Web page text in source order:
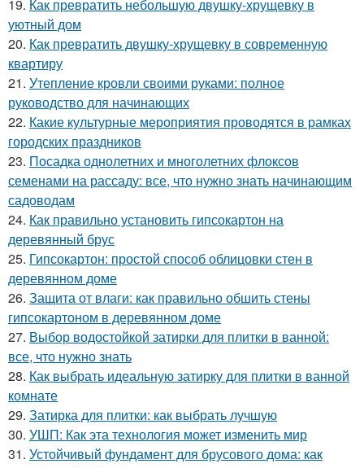
19. Как превратить небольшую двушку-хрущевку в
уютный дом
20. Как превратить двушку-хрущевку в современную
квартиру
21. Утепление кровли своими руками: полное
руководство для начинающих
22. Какие культурные мероприятия проводятся в рамках
городских праздников
23. Посадка однолетних и многолетних флоксов
семенами на рассаду: все, что нужно знать начинающим
садоводам
24. Как правильно установить гипсокартон на
деревянный брус
25. Гипсокартон: простой способ облицовки стен в
деревянном доме
26. Защита от влаги: как правильно обшить стены
гипсокартоном в деревянном доме
27. Выбор водостойкой затирки для плитки в ванной:
все, что нужно знать
28. Как выбрать идеальную затирку для плитки в ванной
комнате
29. Затирка для плитки: как выбрать лучшую
30. УШП: Как эта технология может изменить мир
31. Устойчивый фундамент для брусового дома: как